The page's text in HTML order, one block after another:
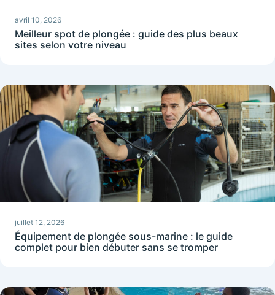
avril 10, 2026
Meilleur spot de plongée : guide des plus beaux
sites selon votre niveau
juillet 12, 2026
Équipement de plongée sous-marine : le guide
complet pour bien débuter sans se tromper